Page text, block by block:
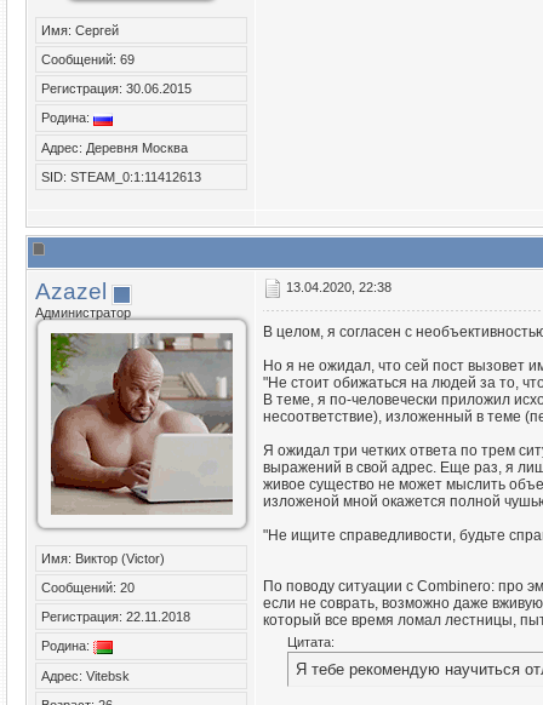
Имя: Сергей
Сообщений: 69
Регистрация: 30.06.2015
Родина:
Адрес: Деревня Москва
SID: STEAM_0:1:11412613
Azazel
Администратор
Имя: Виктор (Victor)
Сообщений: 20
Регистрация: 22.11.2018
Родина:
Адрес: Vitebsk
13.04.2020, 22:38
В целом, я согласен с
Но я не ожидал, что сей пост вызовет
"Не стоит обижаться на людей за то,
В теме, я по-человечески приложил
несоответствие), изложенный в теме
Я ожидал три четких ответа по трем
выражений в свой адрес. Еще раз, я
живое существо не может мыслить
изложеной мной окажется полной
"Не ищите справедливости, будьте
По поводу ситуации с Combinero: про
если не соврать, возможно даже
который все время ломал лестницы,
Цитата:
Я тебе рекомендую научиться